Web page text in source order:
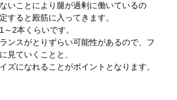
いことにより腿が過剰に働いているの
すると殿筋に入ってきます。
2本くらいです。
ンスがとりずらい可能性があるので、フ
見ていくことと、
ズになれることがポイントとなります。